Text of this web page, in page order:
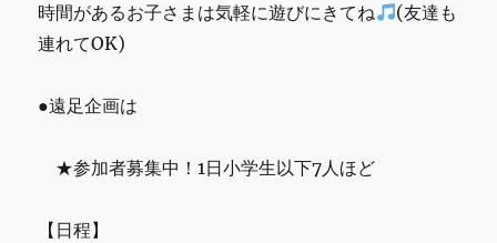
時間があるお子さまは気軽に遊びにきてね
(友達も
連れてOK)
●遠足企画は
★参加者募集中！1日小学生以下7人ほど
【日程】